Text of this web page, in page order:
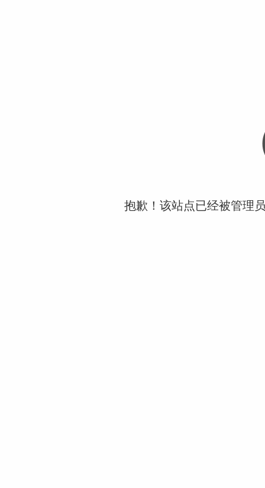
抱歉！该站点已经被管理